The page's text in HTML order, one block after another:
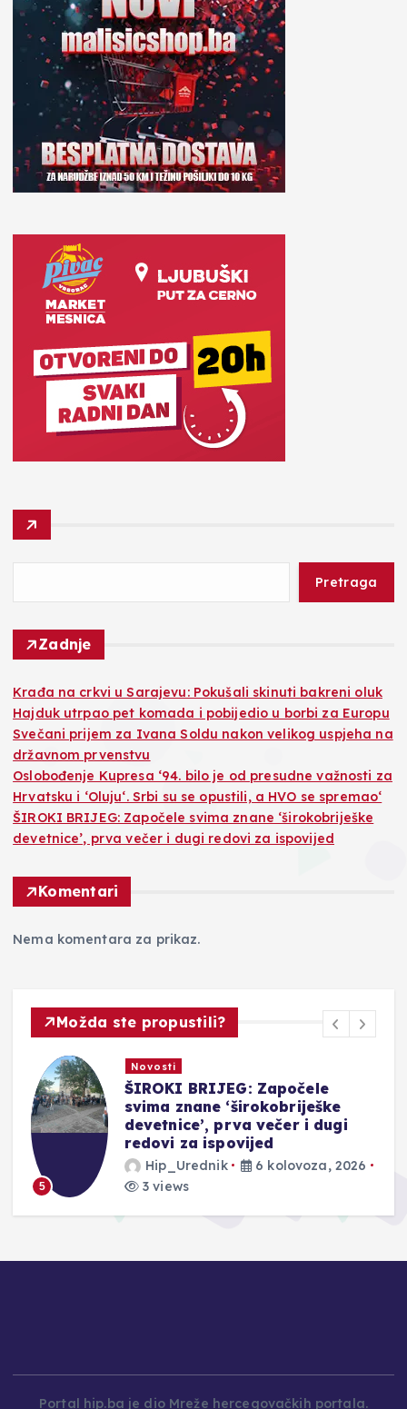
Pretraga
Zadnje
Krađa na crkvi u Sarajevu: Pokušali skinuti bakreni oluk
Hajduk utrpao pet komada i pobijedio u borbi za Europu
Svečani prijem za Ivana Soldu nakon velikog uspjeha na
državnom prvenstvu
Oslobođenje Kupresa ‘94. bilo je od presudne važnosti za
Hrvatsku i ‘Oluju‘. Srbi su se opustili, a HVO se spremao‘
ŠIROKI BRIJEG: Započele svima znane ‘širokobriješke
devetnice’, prva večer i dugi redovi za ispovijed
Komentari
Nema komentara za prikaz.
Možda ste propustili?
5
Novosti
ŠIROKI BRIJEG: Započele
svima znane ‘širokobriješke
devetnice’, prva večer i dugi
redovi za ispovijed
Hip_Urednik
6 kolovoza, 2026
3 views
Portal hip.ba je dio Mreže hercegovačkih portala.